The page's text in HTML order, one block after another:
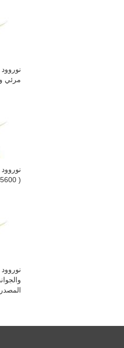
مرئي ويمكن زرع
( 5600-7000 جذر شعري). وتتغير الكمية المزروعة حسب كثافة المنطقة المصدر.